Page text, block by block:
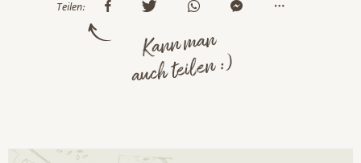
Teilen:
Kann man
auch teilen :)